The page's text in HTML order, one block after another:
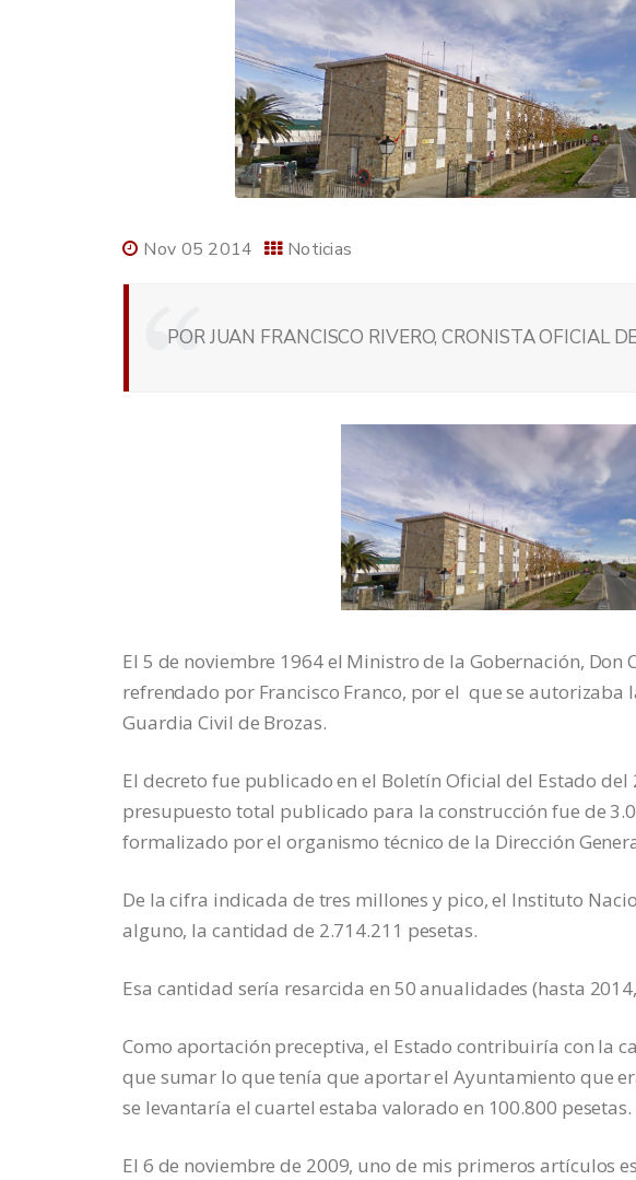
Nov 05 2014 Noticias
POR JUAN FRANCISCO RIVERO, CRONISTA OFICIAL
El 5 de noviembre 1964 el Ministro de la Gobernación, Don
refrendado por Francisco Franco, por el que se autorizaba
Guardia Civil de Brozas.
El decreto fue publicado en el Boletín Oficial del Estado del
presupuesto total publicado para la construcción fue de
formalizado por el organismo técnico de la Dirección
De la cifra indicada de tres millones y pico, el Instituto
alguno, la cantidad de 2.714.211 pesetas.
Esa cantidad sería resarcida en 50 anualidades (hasta
Como aportación preceptiva, el Estado contribuiría con la
que sumar lo que tenía que aportar el Ayuntamiento que
se levantaría el cuartel estaba valorado en 100.800 pesetas.
El 6 de noviembre de 2009, uno de mis primeros artículos